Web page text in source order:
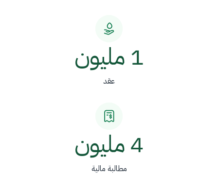
1 مليون
عقد
4 مليون
مطالبة مالية